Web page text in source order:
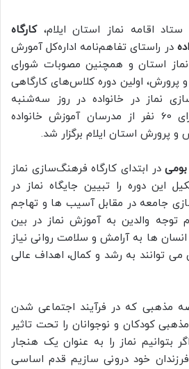
اقامه نماز استان ایلام،کارگاه
در راستای تفاهم‌نامه اداره‌کل آمورش
استان و همچنین مصوبات شورای
و پرورش، اولین دوره کلاس‌های کارگاهی
نماز در خانواده در روز سه‌شنبه
بیست و چهارم بهمن برای 60 نفر از مدرسان آموزش خانواده
پرورش استان ایلام برگزار شد.
در ابتدای کارگاه فرهنگ‌سازی نماز
این دوره را تبیین جایگاه نماز در
جامعه در مقابل آسیب ها و تهاجم
توجه والدین به آموزش نماز در بین
انسان ها به آرامش و سلامت روانی نیاز
می توانند به رشد و کمال، اهداف عالی
مذهبی که در فرآیند اجتماعی شدن
کودکان و نوجوانان را تحت تاثیر
بتوانیم نماز را به عنوان یک هنجار
فرزندان خود درونی سازیم قدم اساسی